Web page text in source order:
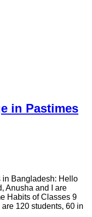
in Pastimes
in Bangladesh: Hello
Anusha and I are
Habits of Classes 9
120 students, 60 in